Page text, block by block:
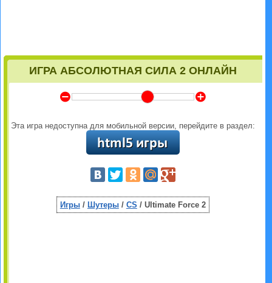
ИГРА АБСОЛЮТНАЯ СИЛА 2 ОНЛАЙН
Y Z
Эта игра недоступна для мобильной версии, перейдите в раздел:
Игры/ Шутеры/ CS / Ultimate Force 2